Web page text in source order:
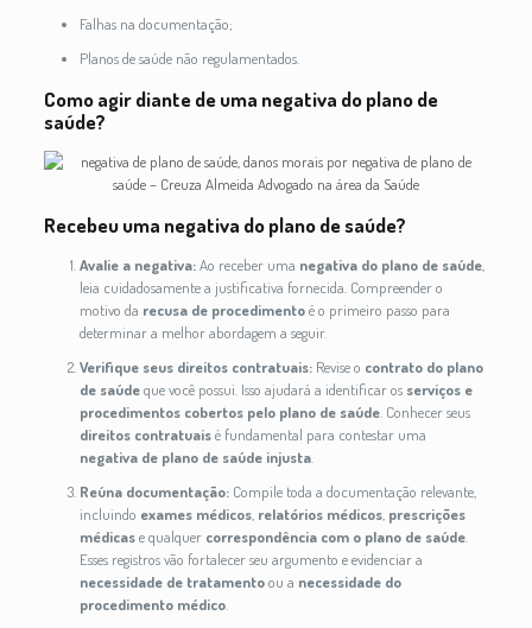
Falhas na documentação;
Planos de saúde não regulamentados.
Como agir diante de uma negativa do plano de
saúde?
Recebeu uma negativa do plano de saúde?
Avalie a negativa:Ao receber uma negativa do plano de saúde
leia cuidadosamente a justificativa fornecida. Compreender o
motivo da recusa de procedimentoé o primeiro passo para
determinar a melhor abordagem a seguir.
Verifique seus direitos contratuais: Revise o contrato do plano
de saúdeque você possui. Isso ajudará a identificar os serviços e
procedimentos cobertos pelo plano de saúde . Conhecer seus
direitos contratuaisé fundamental para contestar uma
negativa de plano de saúde injusta
Reúna documentação: Compile toda a documentação relevante,
incluindo exames médicos relatórios médicos prescrições
médicase qualquer correspondência com o plano de saúde
Esses registros vão fortalecer seu argumento e evidenciar a
necessidade de tratamentoou a necessidade do
procedimento médico